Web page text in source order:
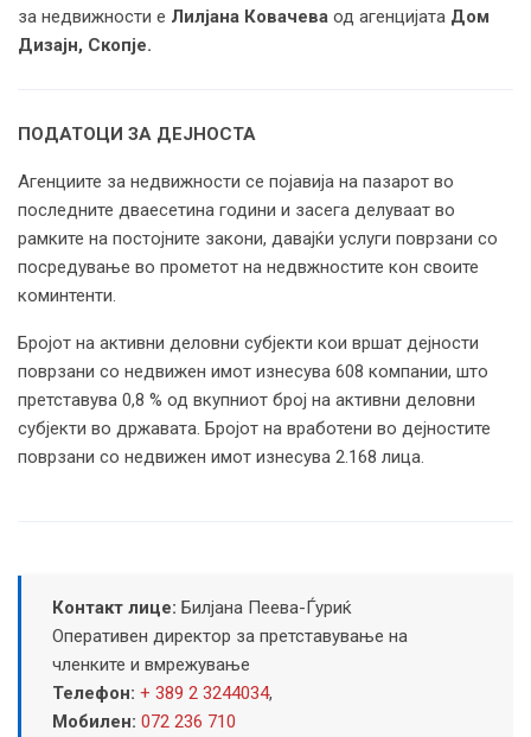
за недвижности е Лилјана Ковачева од агенцијата Дом
Дизајн, Скопје.
ПОДАТОЦИ ЗА ДЕЈНОСТА
Агенциите за недвижности се појавија на пазарот во
последните дваесетина години и засега делуваат во
рамките на постојните закони, давајќи услуги поврзани со
посредување во прометот на недвжностите кон своите
коминтенти.
Бројот на активни деловни субјекти кои вршат дејности
поврзани со недвижен имот изнесува 608 компании, што
претставува 0,8 % од вкупниот број на активни деловни
субјекти во државата. Бројот на вработени во дејностите
поврзани со недвижен имот изнесува 2.168 лица.
Контакт лице: Билјана Пеева-Ѓуриќ
Оперативен директор за претставување на
членките и вмрежување
Телефон: + 389 2 3244034,
Мобилен: 072 236 710